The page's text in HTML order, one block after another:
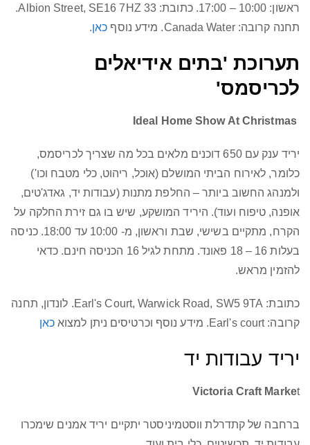
ראשון: 10:00 – 17:00. כתובת: 33 Albion Street, SE16 7HZ.
תחנה קרובה: Canada Water. מידע נוסף
כאן.
תערוכת 'בתים אידיאלים
לכריסמס'
Ideal Home Show At Christmas
יריד ענק עם 650 דוכנים מלאים בכל מה שצריך לכריסמס,
כלומר, לאירוח הביתי המושלם (אוכל, ריהוט, כלי מטבח וכו')
ולמנהג החשוב ביותר – החלפת מתנות (עבודות יד, גאדג'טים,
אופנה, טיפוח ועוד). היריד המושקע, שיש בו גם זירת החלקה על
הקרח, מתקיים בשישי, שבת וראשון, מ- 10:00 עד 18:00. כניסה
בעלות 16 – 18 פאונד. מתחת לגיל 16 הכניסה חינם. כדאי
להזמין מראש.
כתובת: Earl's Court, Warwick Road, SW5 9TA. לונדון, תחנה
קרובה: Earl's court. מידע נוסף וכרטיסים ניתן למצוא
כאן
יריד עבודות יד
Victoria Craft Market
ברחבה של קתדרלת ווסטמיניסטר יתקיים יריד אמנים שימכרו